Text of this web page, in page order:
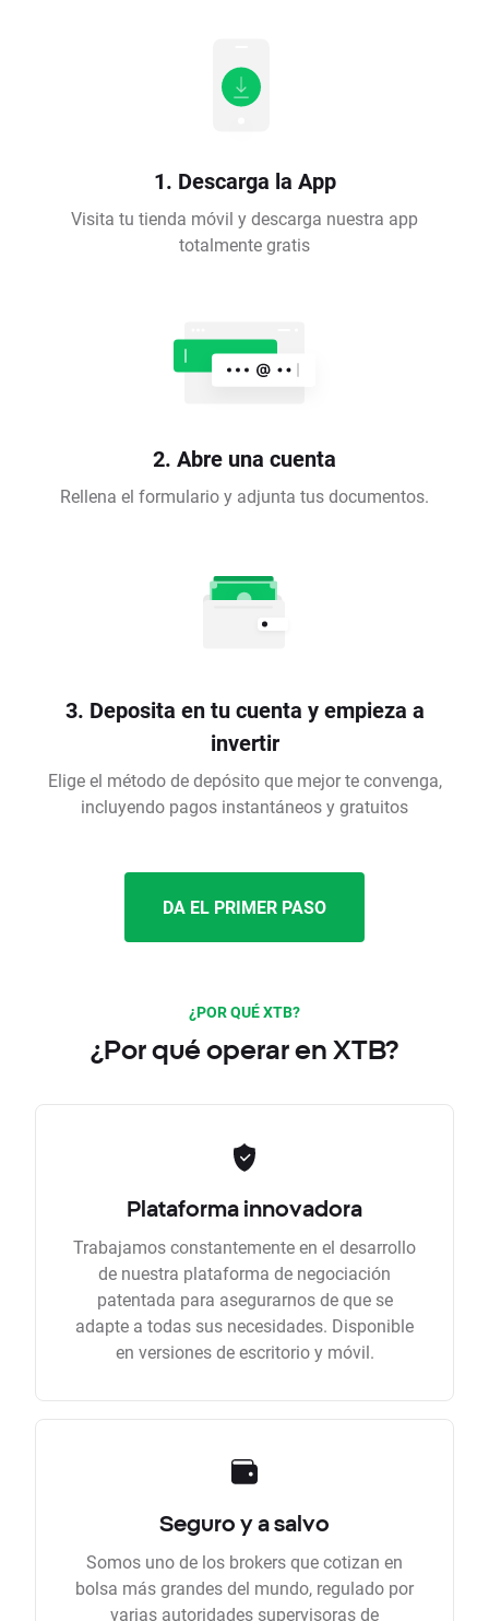
1. Descarga la App
Visita tu tienda móvil y descarga nuestra app
totalmente gratis
2. Abre una cuenta
Rellena el formulario y adjunta tus documentos.
3. Deposita en tu cuenta y empieza a
invertir
Elige el método de depósito que mejor te convenga,
incluyendo pagos instantáneos y gratuitos
DA EL PRIMER PASO
¿POR QUÉ XTB?
¿Por qué operar en XTB?
Plataforma innovadora
Trabajamos constantemente en el desarrollo
de nuestra plataforma de negociación
patentada para asegurarnos de que se
adapte a todas sus necesidades. Disponible
en versiones de escritorio y móvil.
Seguro y a salvo
Somos uno de los brokers que cotizan en
bolsa más grandes del mundo, regulado por
varias autoridades supervisoras de